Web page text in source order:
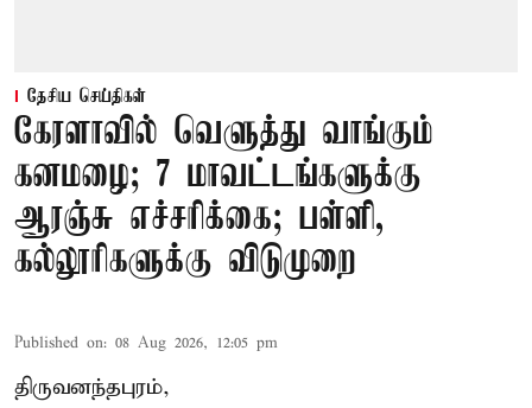
தேசிய செய்திகள்
கேரளாவில் வெளுத்து வாங்கும்
கனமழை; 7 மாவட்டங்களுக்கு
ஆரஞ்சு எச்சரிக்கை; பள்ளி,
கல்லூரிகளுக்கு விடுமுறை
Published on: 08 Aug 2026, 12:05 pm
திருவனந்தபுரம்,